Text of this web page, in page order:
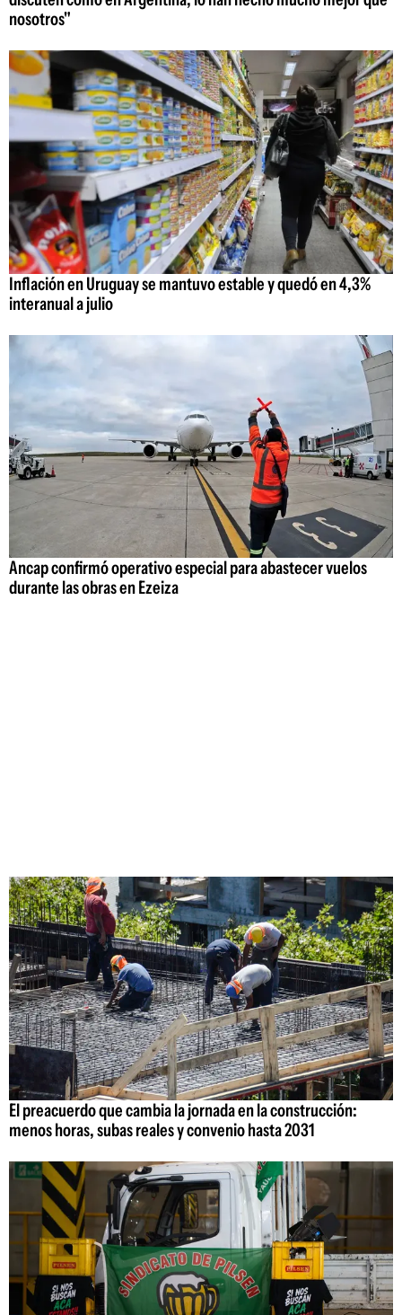
nosotros"
Inflación en Uruguay se mantuvo estable y quedó en 4,3%
interanual a julio
Ancap confirmó operativo especial para abastecer vuelos
durante las obras en Ezeiza
El preacuerdo que cambia la jornada en la construcción:
menos horas, subas reales y convenio hasta 2031